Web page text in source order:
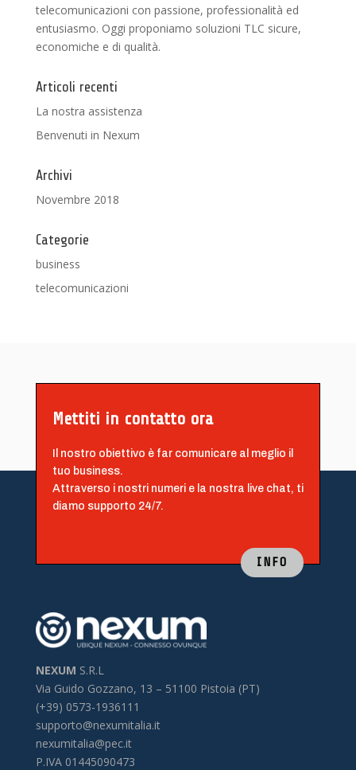
telecomunicazioni con passione, professionalità ed
entusiasmo. Oggi proponiamo soluzioni TLC sicure,
economiche e di qualità.
Articoli recenti
La nostra assistenza
Benvenuti in Nexum
Archivi
Novembre 2018
Categorie
business
telecomunicazioni
Mettiti in contatto ora
Il nostro obiettivo è far comunicare al meglio il
tuo business.
Attraverso i nostri numeri e la nostra live chat, ti
diamo supporto 24/7.
INFO
NEXUM S.R.L
Via Guido Gozzano, 13 – 51100 Pistoia (PT)
(+39) 0573-1936111
supporto@nexumitalia.it
nexumitalia@pec.it
P.IVA 01445090473